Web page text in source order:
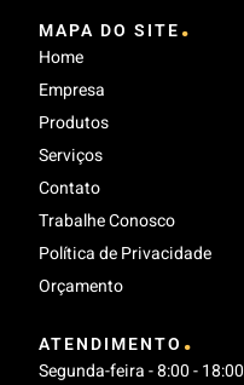
MAPA DO SITE .
Home
Empresa
Produtos
Serviços
Contato
Trabalhe Conosco
Política de Privacidade
Orçamento
ATENDIMENTO .
Segunda-feira - 8:00 - 18:00